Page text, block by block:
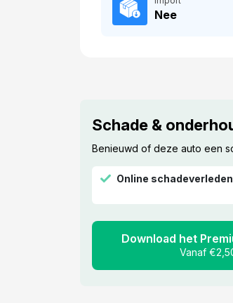
Nee
Schade &
Benieuwd of deze auto een
Online schadeverleden
Download het
Vanaf